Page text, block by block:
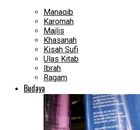
Manaqib
Karomah
Majlis
Khasanah
Kisah Sufi
Ulas Kitab
Ibrah
Ragam
Budaya